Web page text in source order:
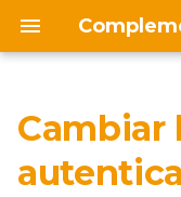
c
Introducción
Instalar
Autenticación
Preguntas
asistencia
Cambiar